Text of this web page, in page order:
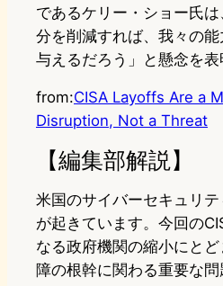
であるケリー・ショー氏
分を削減すれば、我々の
与えるだろう」と懸念を表
from:CISA Layoffs Are a
Disruption, Not a Threat
【編集部解説】
米国のサイバーセキュリ
が起きています。今回の
なる政府機関の縮小にと
障の根幹に関わる重要な問